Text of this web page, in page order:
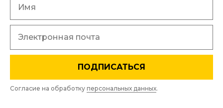
ПОДПИСАТЬСЯ
Согласие на обработку персональных данных.